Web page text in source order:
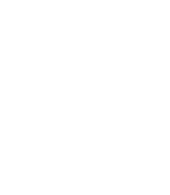
izleyerek ve